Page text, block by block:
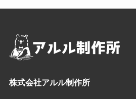
株式会社アルル制作所